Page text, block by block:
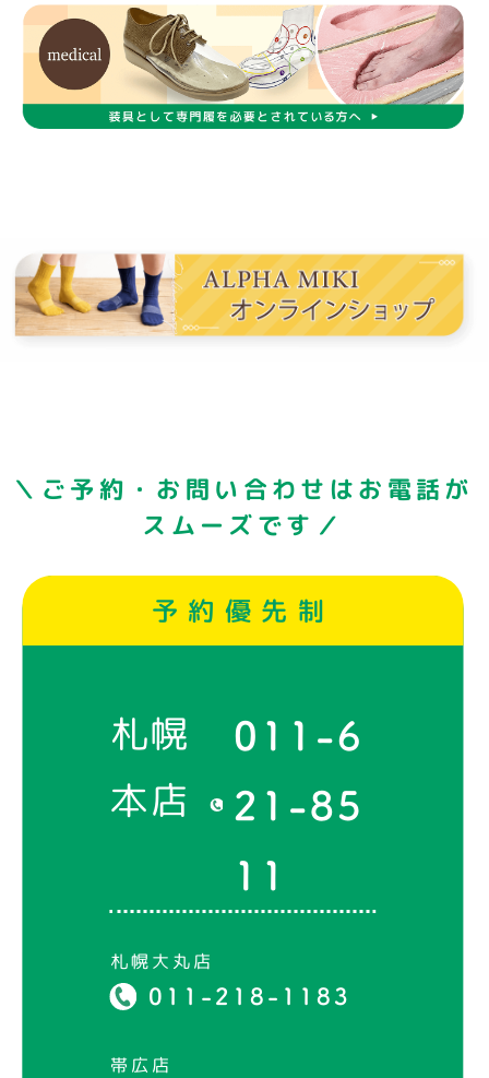
＼ご予約・お問い合わせはお電話が
スムーズです／
予約優先制
札幌
本店
011-6
21-85
11
札幌大丸店
011-218-1183
帯広店